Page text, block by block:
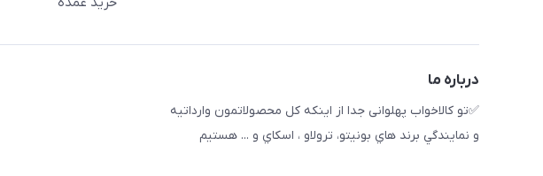
درباره ما
✅تو كالاخواب پهلوانى جدا از اينكه كل محصولاتمون وارداتيه
و نمايندگي برند هاي بونيتو، ترولاو ، اسكاي و ... هستيم